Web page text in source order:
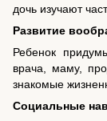
дочь изучают
Развитие
Ребенок
врача, маму,
знакомые
Социальные